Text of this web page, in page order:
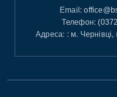
Email:
Телефон:
Адреса: : м. Чернівці,